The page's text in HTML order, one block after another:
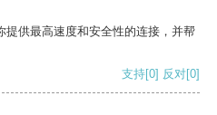
供最高速度和安全性的连接，并帮
支持[0] 反对[0]